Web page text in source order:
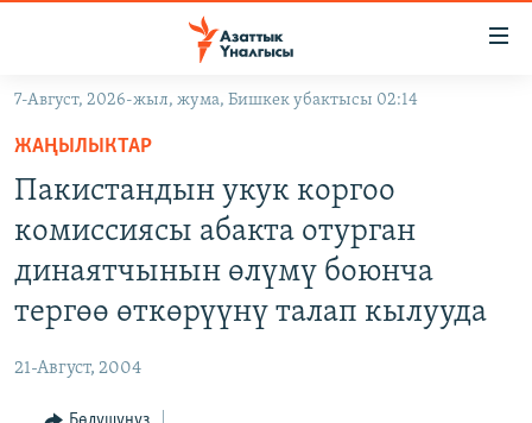
Навигацияга
өтүңүз
Издөөгө
салыңыз
БҮГҮН АЗАТТЫКТА
ПОДКАСТ
7-Август, 2026-жыл, жума, Бишкек убактысы 02:14
ЖАҢЫЛЫКТАР
Пакистандын укук коргоо
комиссиясы абакта отурган
динаятчынын өлүмү боюнча
тергөө өткөрүүнү талап кылууда
21-Август, 2004